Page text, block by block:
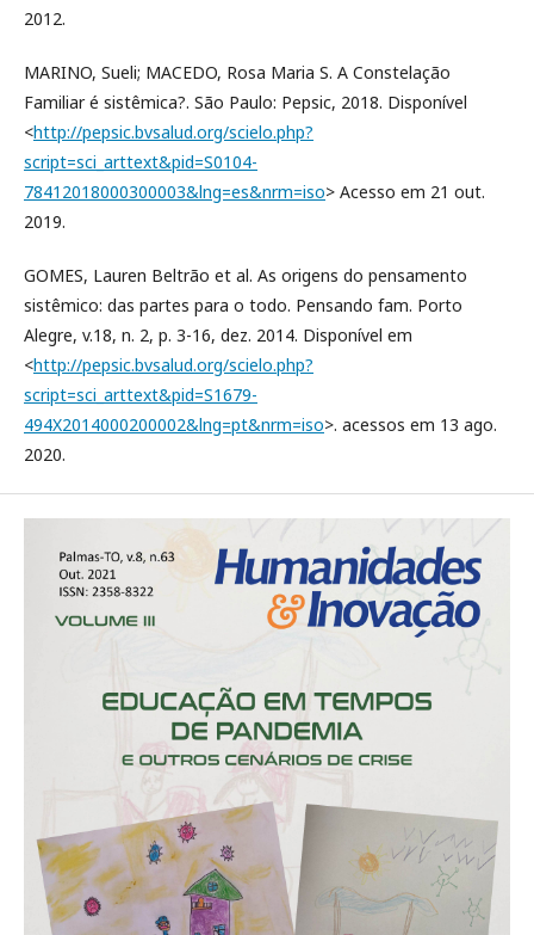
2012.
MARINO, Sueli; MACEDO, Rosa Maria S. A Constelação
Familiar é sistêmica?. São Paulo: Pepsic, 2018. Disponível
<http://pepsic.bvsalud.org/scielo.php?
script=sci_arttext&pid=S0104-
78412018000300003&lng=es&nrm=iso> Acesso em 21 out.
2019.
GOMES, Lauren Beltrão et al. As origens do pensamento
sistêmico: das partes para o todo. Pensando fam. Porto
Alegre, v.18, n. 2, p. 3-16, dez. 2014. Disponível em
<http://pepsic.bvsalud.org/scielo.php?
script=sci_arttext&pid=S1679-
494X2014000200002&lng=pt&nrm=iso>. acessos em 13 ago.
2020.